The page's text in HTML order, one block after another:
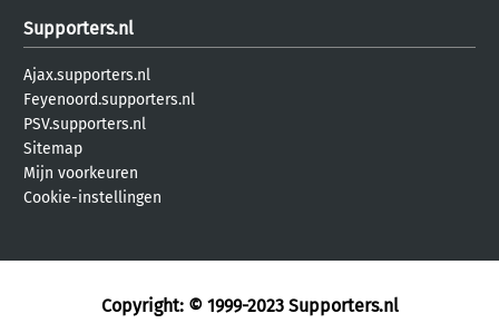
Supporters.nl
Ajax.supporters.nl
Feyenoord.supporters.nl
PSV.supporters.nl
Sitemap
Mijn voorkeuren
Cookie-instellingen
Copyright: © 1999-2023 Supporters.nl